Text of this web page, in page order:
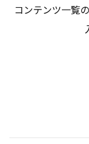
コンテンツ一覧